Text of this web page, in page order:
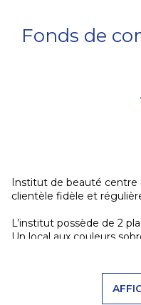
Institut de beauté centre
clientèle fidèle et
L’institut possède de 2
Un local aux couleurs
douche PMR. Ainsi
également office de